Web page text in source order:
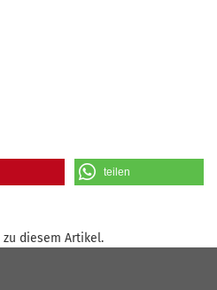
teilen
zu diesem Artikel.